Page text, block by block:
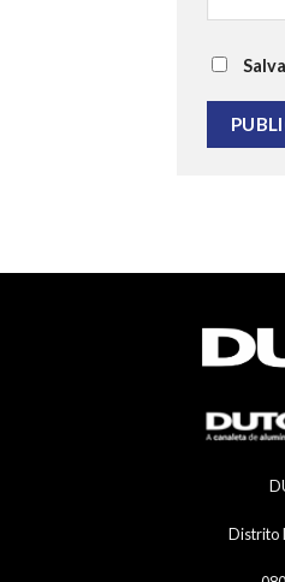
Distrito